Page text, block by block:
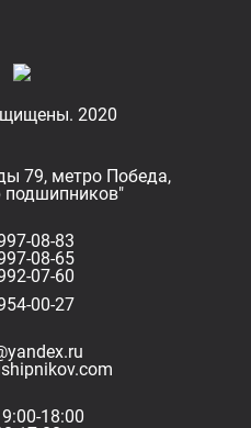
2020
79, метро Победа,
подшипников"
08-83
08-65
07-60
00-27
18:00